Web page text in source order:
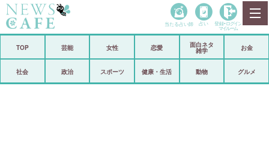
政治
当たる占い師 占い 登録• ログイン
マイルーム
TOP 芸能 女性 恋愛
面白ネタ
雑学
お金
社会 政治 スポーツ 健康・生活 動物 グルメ